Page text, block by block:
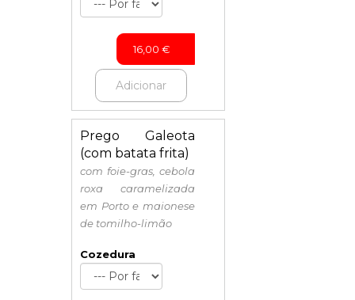
16,00 €
Adicionar
Prego Galeota
(com batata frita)
com foie-gras, cebola
roxa caramelizada
em Porto e maionese
de tomilho-limão
Cozedura